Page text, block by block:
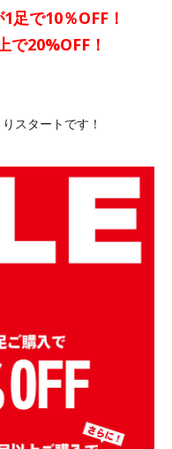
1足で10％OFF！
で20%OFF！
りスタートです！